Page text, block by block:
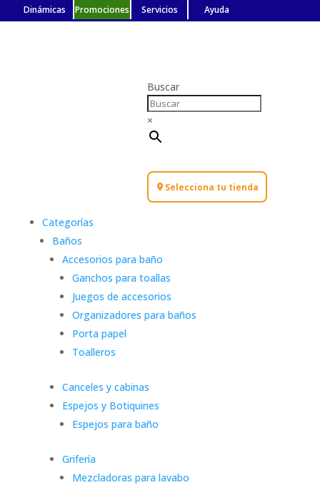
Dinámicas Promociones Servicios Ayuda
Categorías
Baños
Accesorios para baño
Ganchos para toallas
Juegos de accesorios
Organizadores para baños
Porta papel
Toalleros
Canceles y cabinas
Espejos y Botiquines
Espejos para baño
Grifería
Mezcladoras para lavabo
Buscar
×
Selecciona tu tienda